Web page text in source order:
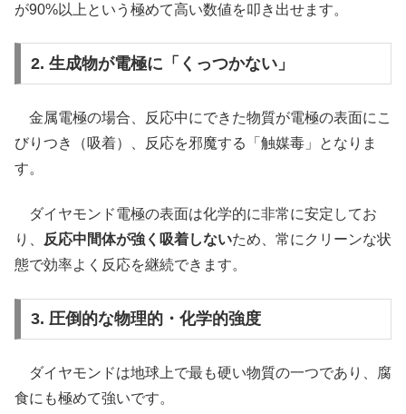
が90%以上という極めて高い数値を叩き出せます。
2. 生成物が電極に「くっつかない」
金属電極の場合、反応中にできた物質が電極の表面にこ
びりつき（吸着）、反応を邪魔する「触媒毒」となりま
す。
ダイヤモンド電極の表面は化学的に非常に安定してお
り、
反応中間体が強く吸着しないため、常にクリーンな状
態で効率よく反応を継続できます。
3. 圧倒的な物理的・化学的強度
ダイヤモンドは地球上で最も硬い物質の一つであり、腐
食にも極めて強いです。